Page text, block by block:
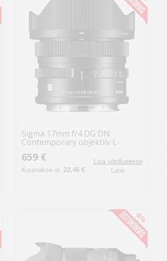
Sigma 17mm f/4 DG DN
Contemporary objektiiv L-
bajonett
659 €
Kuumakse al. 22,46 €
Lisa võrdlusesse
Laos
-6%